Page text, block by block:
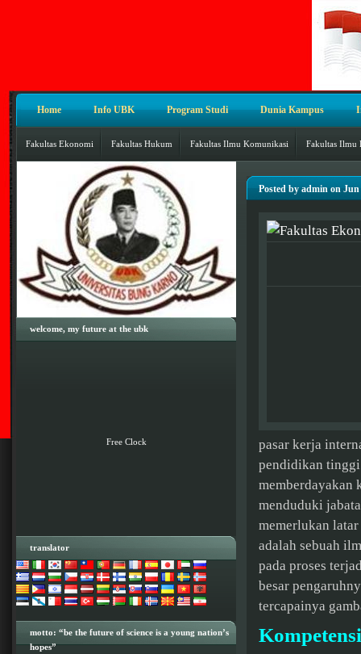
Home Info UBK Program Studi Dunia Kampus
Fakultas Ekonomi Fakultas Hukum Fakultas Ilmu Komunikasi Fakultas Ilmu
Posted by admin on Jun
pasar kerja
pendidikan tinggi
memberdayakan
menduduki
memerlukan
adalah sebuah
pada proses
besar
tercapainya
welcome, my future at the ubk
Free Clock
translator
motto: “be the future of science is a young nation’s
hopes”